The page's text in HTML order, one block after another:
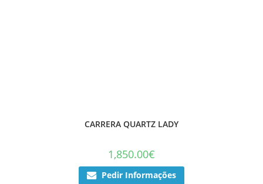
CARRERA QUARTZ LADY
1,850.00€
Pedir Informações